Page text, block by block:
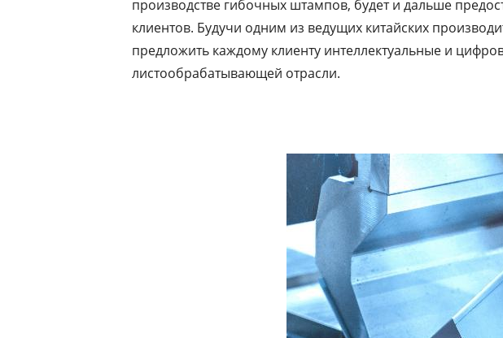
производстве гибочных штампов, будет и дальше
клиентов. Будучи одним из ведущих китайских
предложить каждому клиенту интеллектуальные и
листообрабатывающей отрасли.